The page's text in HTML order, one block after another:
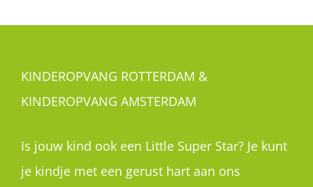
KINDEROPVANG ROTTERDAM &
KINDEROPVANG AMSTERDAM
Is jouw kind ook een Little Super Star? Je kunt
je kindje met een gerust hart aan ons